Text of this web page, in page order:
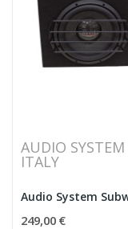
AUDIO SYSTEM
ITALY
249,00 €